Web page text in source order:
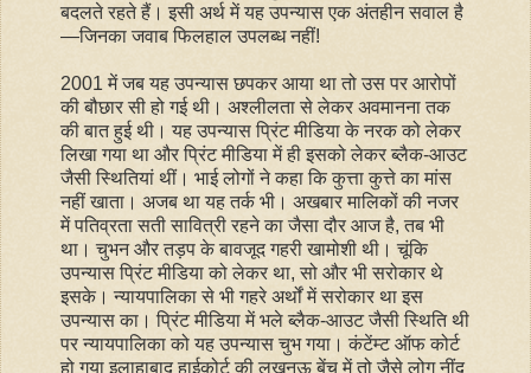
बदलते रहते हैं। इसी अर्थ में यह उपन्यास एक अंतहीन सवाल है
—जिनका जवाब फिलहाल उपलब्ध नहीं!
2001 में जब यह उपन्यास छपकर आया था तो उस पर आरोपों
की बौछार सी हो गई थी। अश्लीलता से लेकर अवमानना तक
की बात हुई थी। यह उपन्यास प्रिंट मीडिया के नरक को लेकर
लिखा गया था और प्रिंट मीडिया में ही इसको लेकर ब्लैक-आउट
जैसी स्थितियां थीं। भाई लोगों ने कहा कि कुत्ता कुत्ते का मांस
नहीं खाता। अजब था यह तर्क भी। अखबार मालिकों की नजर
में पतिव्रता सती सावित्री रहने का जैसा दौर आज है, तब भी
था। चुभन और तड़प के बावजूद गहरी खामोशी थी। चूंकि
उपन्यास प्रिंट मीडिया को लेकर था, सो और भी सरोकार थे
इसके। न्यायपालिका से भी गहरे अर्थों में सरोकार था इस
उपन्यास का। प्रिंट मीडिया में भले ब्लैक-आउट जैसी स्थिति थी
पर न्यायपालिका को यह उपन्यास चुभ गया। कंटेंम्ट ऑफ कोर्ट
हो गया इलाहाबाद हाईकोर्ट की लखनऊ बेंच में तो जैसे लोग नींद